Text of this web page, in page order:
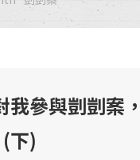
參與剴剴案
下)